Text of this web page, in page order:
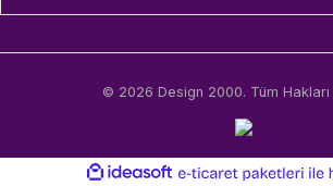
© 2026 Design 2000. Tüm Hakları
ideasoft
e-